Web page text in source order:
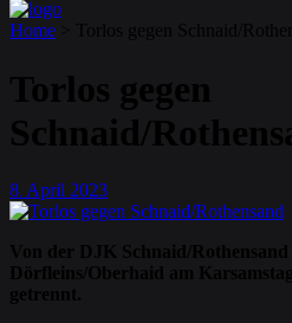
Home Torlos gegen Schnaid/
Torlos gegen
Schnaid/
8. April 2023
Von der DJK Schnaid/Rothensand
Dörfleins/Oberhaid am
getrennt.